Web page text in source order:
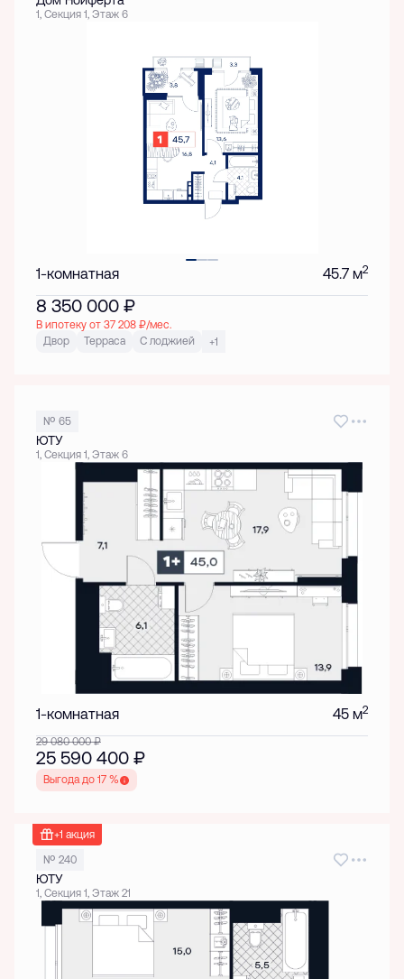
1, Секция 1, Этаж 6
1-комнатная 45.7 м2
8 350 000 ₽
В ипотеку от 37 208 ₽/мес.
Двор
Терраса С лоджией +1
№ 65
ЮТУ
1, Секция 1, Этаж 6
1-комнатная 45 м2
29 080 000₽
25 590 400 ₽
Выгода до 17 %
+1 акция
№ 240
ЮТУ
1, Секция 1, Этаж 21